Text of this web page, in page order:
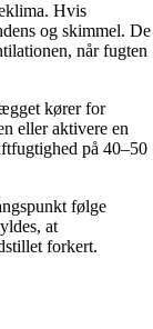
Hvis
og skimmel. De
når fugten
kører for
eller aktivere en
på 40–50
følge
at
forkert.